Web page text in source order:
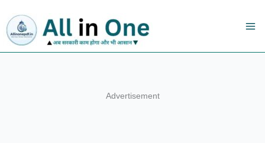
content
Advertisement